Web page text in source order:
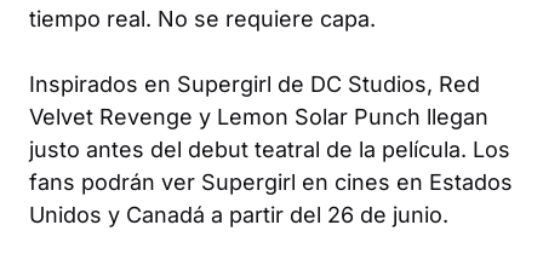
tiempo real. No se requiere capa.
Inspirados en Supergirl de DC Studios, Red
Velvet Revenge y Lemon Solar Punch llegan
justo antes del debut teatral de la película. Los
fans podrán ver Supergirl en cines en Estados
Unidos y Canadá a partir del 26 de junio.